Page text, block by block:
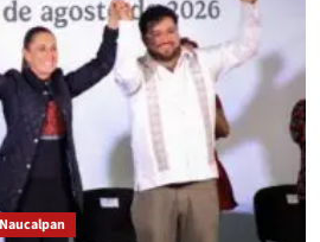
Naucalpan